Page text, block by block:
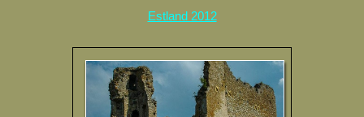
Estland 2012